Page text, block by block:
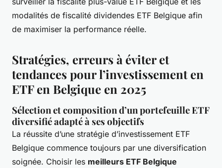
modalités de fiscalité dividendes ETF Belgique afin
de maximiser la performance réelle.
Stratégies, erreurs à éviter et
tendances pour l’investissement en
ETF en Belgique en 2025
Sélection et composition d’un portefeuille ETF
diversifié adapté à ses objectifs
La réussite d’une stratégie d’investissement ETF
Belgique commence toujours par une diversification
soignée. Choisir les meilleurs ETF Belgique